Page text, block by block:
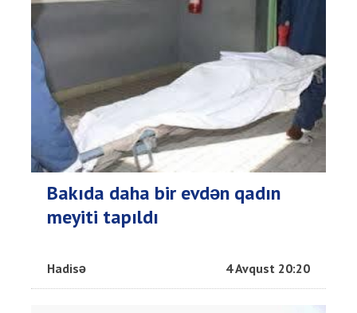
Bakıda daha bir evdən qadın
meyiti tapıldı
Hadisə 4 Avqust 20:20